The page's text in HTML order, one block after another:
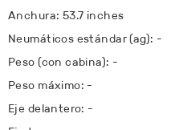
Anchura: 53.7 inches
Neumáticos estándar (ag): -
Peso (con cabina): -
Peso máximo: -
Eje delantero: -